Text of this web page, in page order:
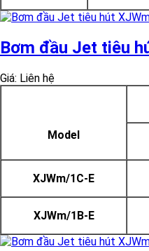
Bơm đầu Jet tiêu
Giá: Liên hệ
Model
XJWm/1C-E
XJWm/1B-E